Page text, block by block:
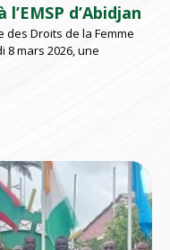
d’Abidjan
des Droits de la Femme
8 mars 2026, une